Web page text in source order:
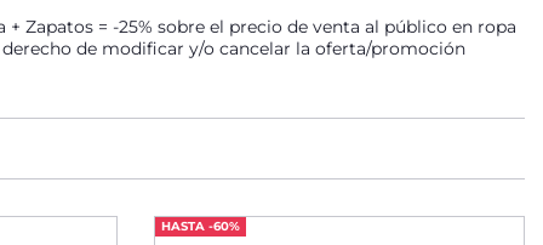
Zapatos = -25% sobre el precio de venta al público en ropa
de modificar y/o cancelar la oferta/promoción
HASTA -60%